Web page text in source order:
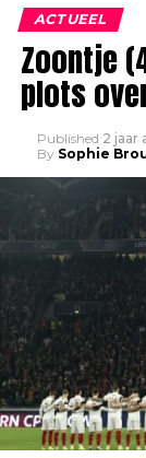
ACTUEEL
Zoontje
plots
Published 2 jaar
By Sophie